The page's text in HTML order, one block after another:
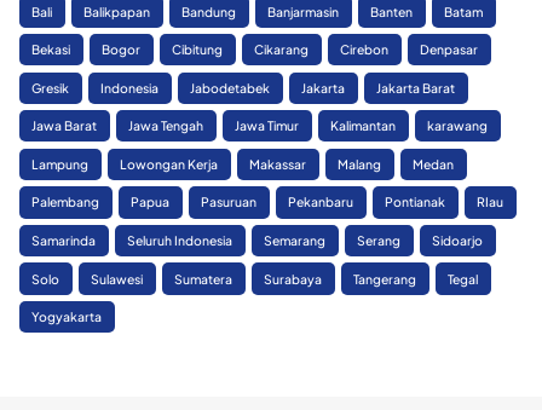
Bali Balikpapan Bandung Banjarmasin Banten Batam
Bekasi Bogor Cibitung Cikarang Cirebon Denpasar
Gresik Indonesia Jabodetabek Jakarta Jakarta Barat
Jawa Barat Jawa Tengah Jawa Timur Kalimantan karawang
Lampung Lowongan Kerja Makassar Malang Medan
Palembang Papua Pasuruan Pekanbaru Pontianak RIau
Samarinda Seluruh Indonesia Semarang Serang Sidoarjo
Solo Sulawesi Sumatera Surabaya Tangerang Tegal
Yogyakarta